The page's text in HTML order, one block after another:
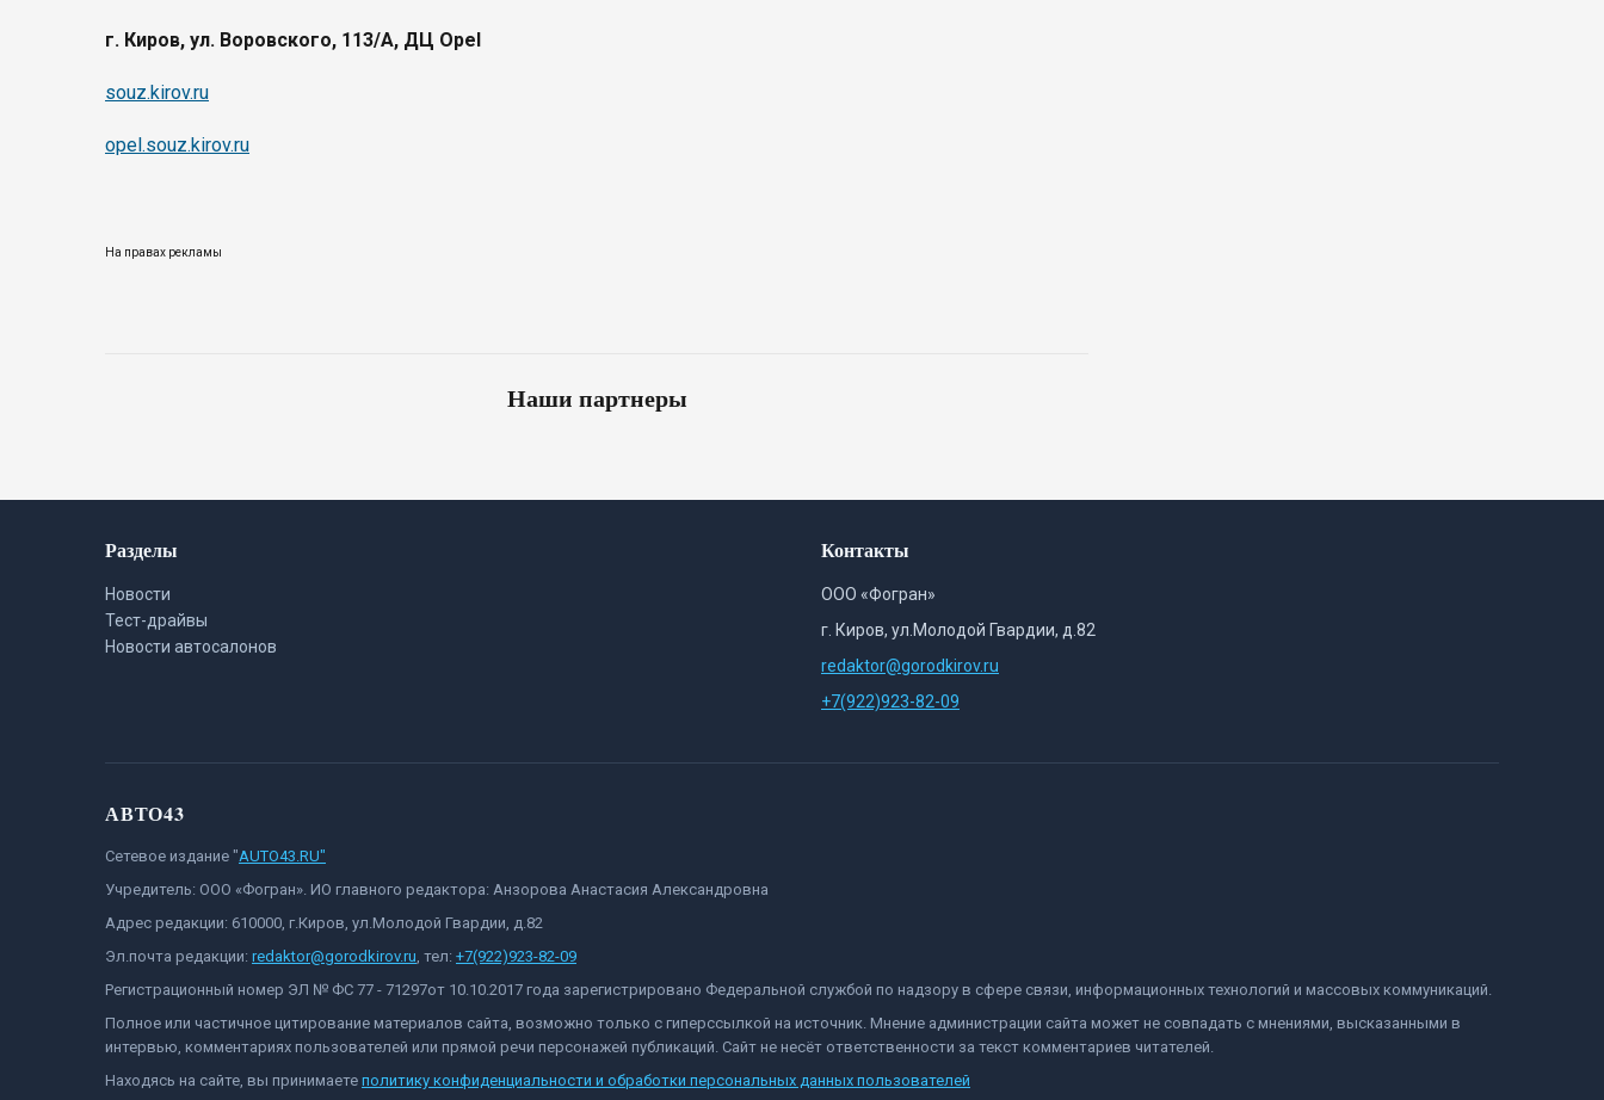
г. Киров, ул. Воровского, 113/А, ДЦ Opel
souz.kirov.ru
opel.souz.kirov.ru
На правах рекламы
Наши партнеры
Разделы
Новости
Тест-драйвы
Новости автосалонов
Контакты
ООО «Фогран»
г. Киров, ул.Молодой Гвардии, д.82
redaktor@gorodkirov.ru
+7(922)923-82-09
АВТО43
Сетевое издание "AUTO43.RU"
Учредитель: ООО «Фогран». ИО главного редактора: Анзорова Анастасия Александровна
Адрес редакции: 610000, г.Киров, ул.Молодой Гвардии, д.82
Эл.почта редакции: redaktor@gorodkirov.ru, тел: +7(922)923-82-09
Регистрационный номер ЭЛ № ФС 77 - 71297от 10.10.2017 года зарегистрировано Федеральной службой по надзору в сфере связи, информационных технологий и массовых коммуникаций.
Полное или частичное цитирование материалов сайта, возможно только с гиперссылкой на источник. Мнение администрации сайта может не совпадать с мнениями, высказанными в
интервью, комментариях пользователей или прямой речи персонажей публикаций. Сайт не несёт ответственности за текст комментариев читателей.
Находясь на сайте, вы принимаете политику конфиденциальности и обработки персональных данных пользователей